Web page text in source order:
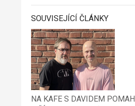
SOUVISEJÍCÍ ČLÁNKY
NA KAFE S DAVIDEM